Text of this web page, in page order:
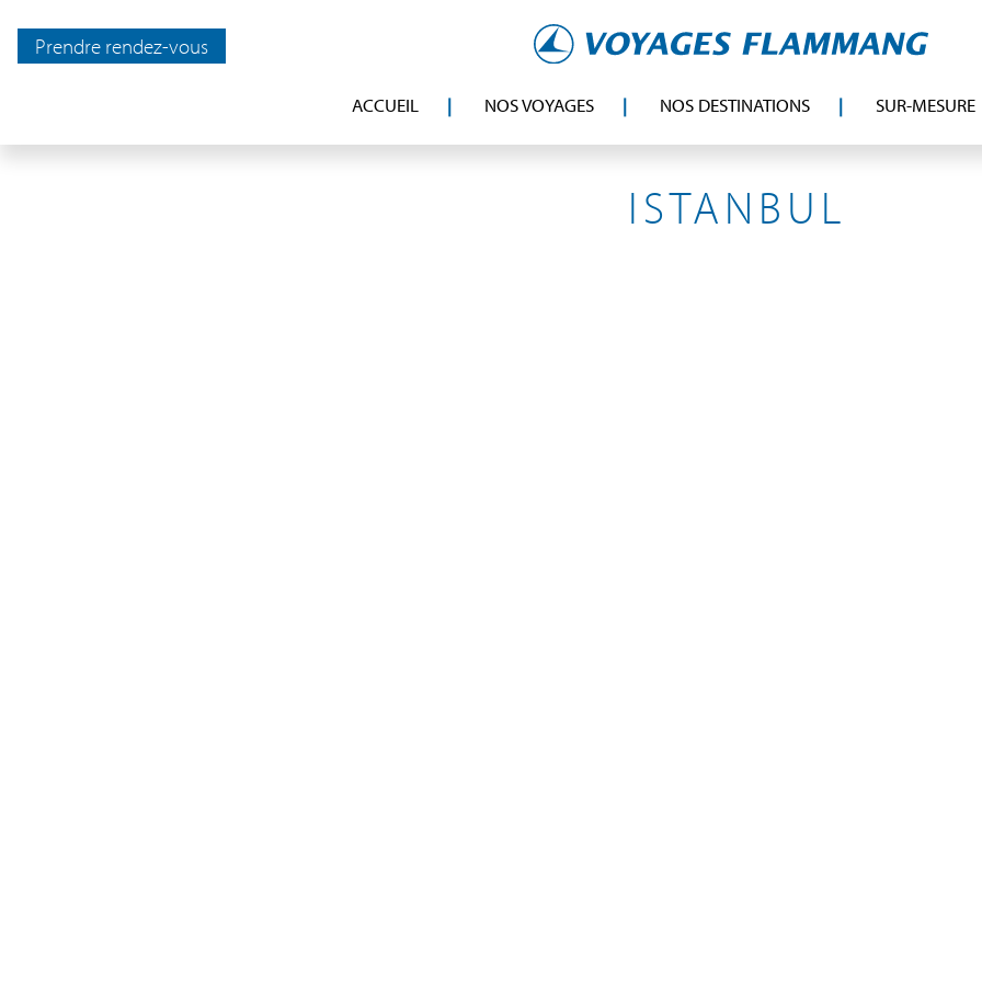
Prendre rendez-vous
ACCUEIL NOS VOYAGES NOS DESTINATIONS SUR-MESURE
ISTANBUL